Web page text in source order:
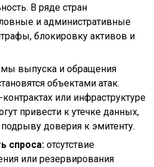
В ряде стран
и административные
блокировку активов и
выпуска и обращения
объектами атак.
или инфраструктуре
привести к утечке данных,
доверия к эмитенту.
спроса: отсутствие
или резервирования